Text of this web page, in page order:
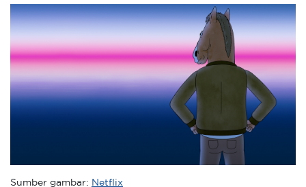
Sumber gambar: Netflix